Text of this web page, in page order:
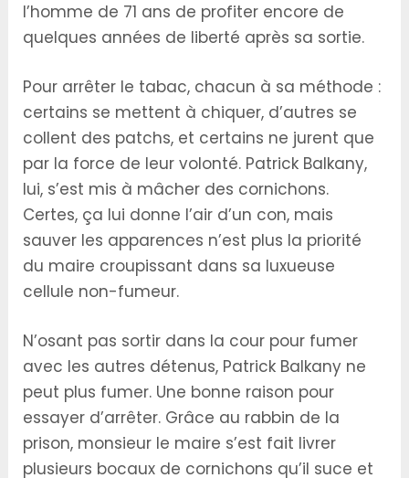
l’homme de 71 ans de profiter encore de
quelques années de liberté après sa sortie.
Pour arrêter le tabac, chacun à sa méthode :
certains se mettent à chiquer, d’autres se
collent des patchs, et certains ne jurent que
par la force de leur volonté. Patrick Balkany,
lui, s’est mis à mâcher des cornichons.
Certes, ça lui donne l’air d’un con, mais
sauver les apparences n’est plus la priorité
du maire croupissant dans sa luxueuse
cellule non-fumeur.
N’osant pas sortir dans la cour pour fumer
avec les autres détenus, Patrick Balkany ne
peut plus fumer. Une bonne raison pour
essayer d’arrêter. Grâce au rabbin de la
prison, monsieur le maire s’est fait livrer
plusieurs bocaux de cornichons qu’il suce et